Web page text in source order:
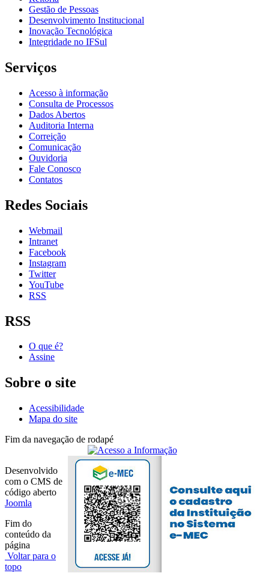
Gestão de Pessoas
Desenvolvimento Institucional
Inovação Tecnológica
Integridade no IFSul
Serviços
Acesso à informação
Consulta de Processos
Dados Abertos
Auditoria Interna
Correição
Comunicação
Ouvidoria
Fale Conosco
Contatos
Redes Sociais
Webmail
Intranet
Facebook
Instagram
Twitter
YouTube
RSS
RSS
O que é?
Assine
Sobre o site
Acessibilidade
Mapa do site
Fim da navegação de rodapé
Desenvolvido
com o CMS de
código aberto
Joomla
Fim do
conteúdo da
página
Voltar para o
topo